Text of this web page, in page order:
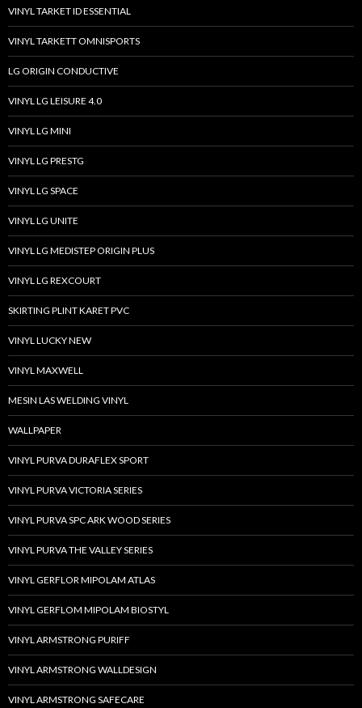
VINYL TARKET ID ESSENTIAL
VINYL TARKETT OMNISPORTS
LG ORIGIN CONDUCTIVE
VINYL LG LEISURE 4.0
VINYL LG MINI
VINYL LG PRESTG
VINYL LG SPACE
VINYL LG UNITE
VINYL LG MEDISTEP ORIGIN PLUS
VINYL LG REXCOURT
SKIRTING PLINT KARET PVC
VINYL LUCKY NEW
VINYL MAXWELL
MESIN LAS WELDING VINYL
WALLPAPER
VINYL PURVA DURAFLEX SPORT
VINYL PURVA VICTORIA SERIES
VINYL PURVA SPC ARK WOOD SERIES
VINYL PURVA THE VALLEY SERIES
VINYL GERFLOR MIPOLAM ATLAS
VINYL GERFLOM MIPOLAM BIOSTYL
VINYL ARMSTRONG PURIFF
VINYL ARMSTRONG WALLDESIGN
VINYL ARMSTRONG SAFECARE